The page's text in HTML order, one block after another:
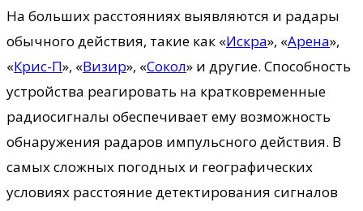
На больших расстояниях выявляются и радары
обычного действия, такие как «Искра», «Арена»,
«Крис-П», «Визир», «Сокол» и другие. Способность
устройства реагировать на кратковременные
радиосигналы обеспечивает ему возможность
обнаружения радаров импульсного действия. В
самых сложных погодных и географических
условиях расстояние детектирования сигналов